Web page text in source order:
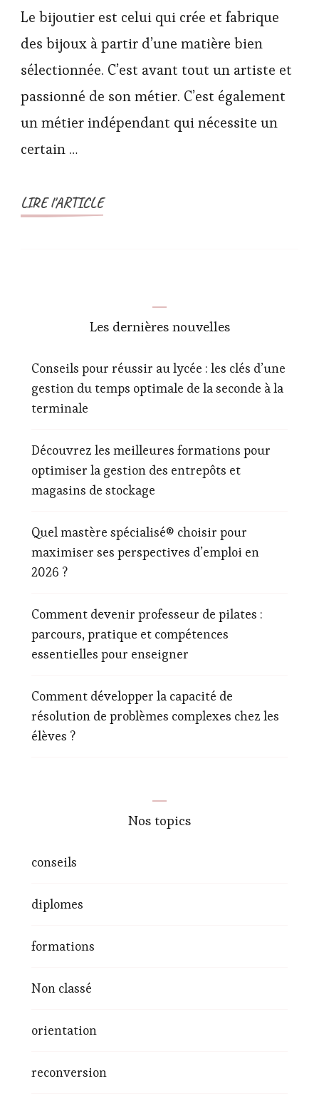
Le bijoutier est celui qui crée et fabrique
des bijoux à partir d’une matière bien
sélectionnée. C’est avant tout un artiste et
passionné de son métier. C’est également
un métier indépendant qui nécessite un
certain …
LIRE l'ARTICLE
Les dernières nouvelles
Conseils pour réussir au lycée : les clés d’une
gestion du temps optimale de la seconde à la
terminale
Découvrez les meilleures formations pour
optimiser la gestion des entrepôts et
magasins de stockage
Quel mastère spécialisé® choisir pour
maximiser ses perspectives d’emploi en
2026 ?
Comment devenir professeur de pilates :
parcours, pratique et compétences
essentielles pour enseigner
Comment développer la capacité de
résolution de problèmes complexes chez les
élèves ?
Nos topics
conseils
diplomes
formations
Non classé
orientation
reconversion